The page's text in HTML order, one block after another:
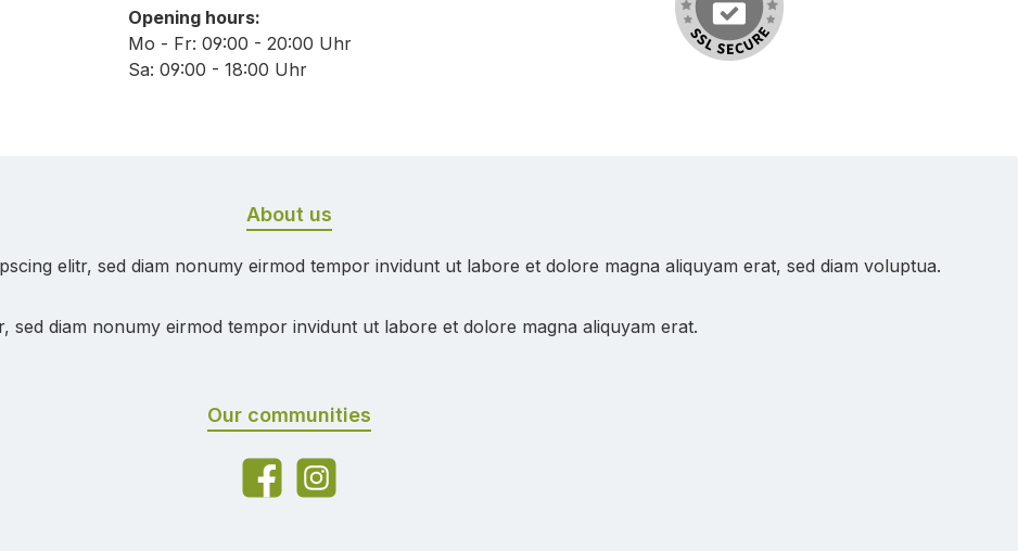
Opening hours:
Mo - Fr: 09:00 - 20:00 Uhr
Sa: 09:00 - 18:00 Uhr
About us
elitr, sed diam nonumy eirmod tempor invidunt ut labore et dolore magna aliquyam erat, sed diam voluptua.
sed diam nonumy eirmod tempor invidunt ut labore et dolore magna aliquyam erat.
Our communities
FacebookInstagram